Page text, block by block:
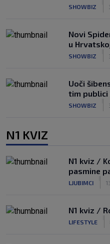
SHOWBIZ
Novi
u
SHOWBIZ
Uoči
tim publici
SHOWBIZ
N1 KVIZ
N1 kviz /
pasmine
LJUBIMCI
N1 kviz /
LIFESTYLE